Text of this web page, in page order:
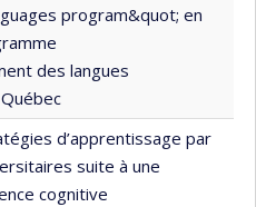
program&quot; en
des langues
d’apprentissage par
suite à une
cognitive